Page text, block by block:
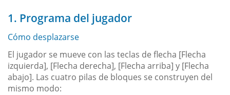
1. Programa del jugador
Cómo desplazarse
El jugador se mueve con las teclas de flecha [Flecha
izquierda], [Flecha derecha], [Flecha arriba] y [Flecha
abajo]. Las cuatro pilas de bloques se construyen del
mismo modo: